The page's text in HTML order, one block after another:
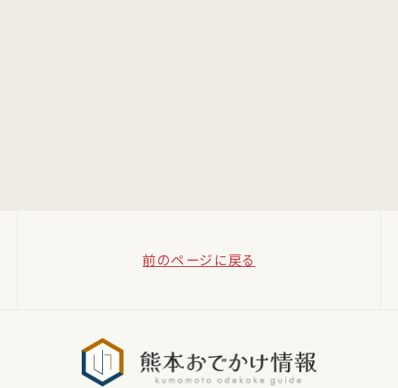
前のページに戻る